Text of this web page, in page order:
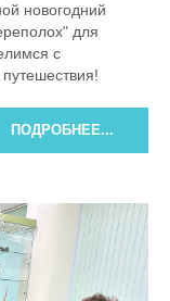
новогодний
для
с
ПОДРОБНЕЕ...